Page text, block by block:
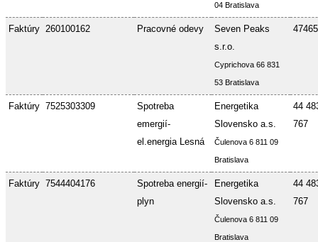
04 Bratislava
Faktúry 260100162 Pracovné odevy
Seven Peaks
s.r.o.
Cyprichova 66 831
53 Bratislava
Faktúry 7525303309
Spotreba
emergií-
el.energia Lesná
Energetika
Slovensko a.s.
Čulenova 6 811 09
Bratislava
44
767
Faktúry 7544404176
Spotreba energií-
plyn
Energetika
Slovensko a.s.
Čulenova 6 811 09
Bratislava
44
767